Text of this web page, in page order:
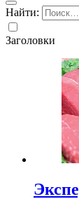
Найти:
Заголовки